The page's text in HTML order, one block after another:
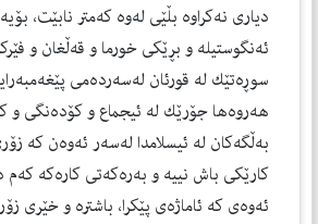
دیاری نەكراوە بڵێی لەوە كەمتر نابێت،
ئەنگوستیلە و بڕێكی خورما و قەڵغان و
سوڕەتێك لە قورئان لەسەردەمی
هەروەها جۆرێك لە ئیجماع و كۆدەنگی و
بەڵگەكان لە ئیسلامدا لەسەر ئەوەن كە
كارێكی باش نییە و بەرەكەتی كارەكە كەم
ئەوەی كە ئاماژەی پێكرا، باشترە و خێری